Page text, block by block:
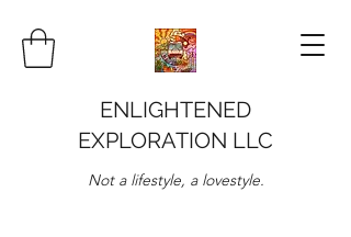
ENLIGHTENED
EXPLORATION LLC
Not a lifestyle, a lovestyle.